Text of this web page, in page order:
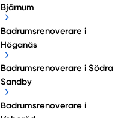
Bjärnum
Badrumsrenoverare i
Höganäs
Badrumsrenoverare i Södra
Sandby
Badrumsrenoverare i